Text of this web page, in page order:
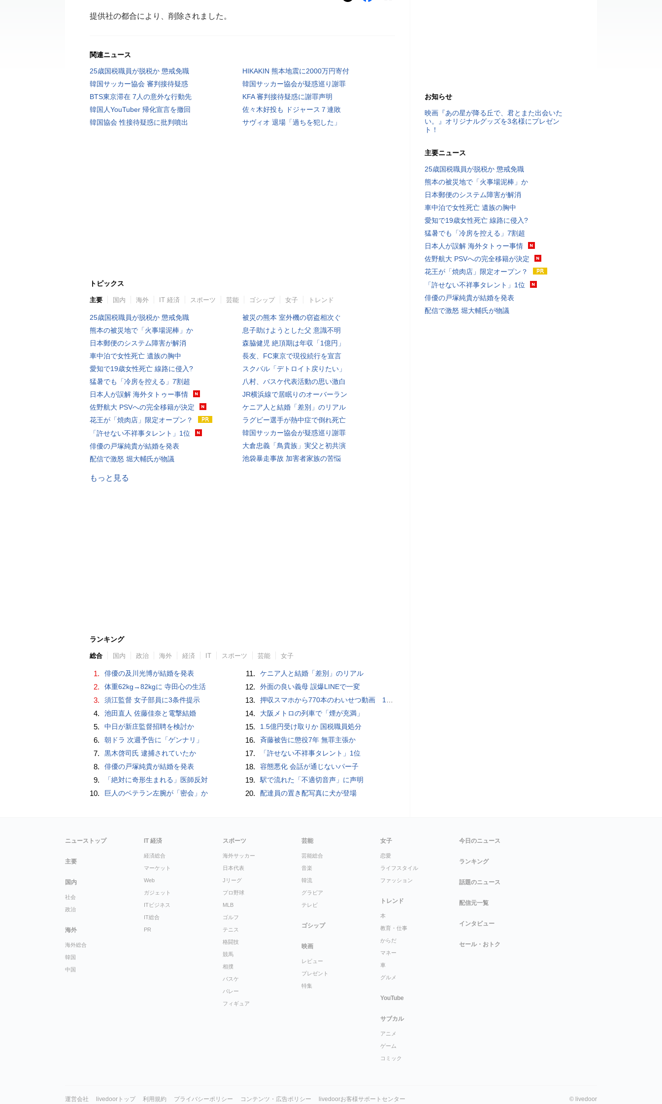
提供社の都合により、削除されました。
関連ニュース
25歳国税職員が脱税か 懲戒免職
HIKAKIN 熊本地震に2000万円寄付
韓国サッカー協会 審判接待疑惑
韓国サッカー協会が疑惑巡り謝罪
BTS東京滞在 7人の意外な行動先
KFA 審判接待疑惑に謝罪声明
韓国人YouTuber 帰化宣言を撤回
佐々木好投も ドジャース７連敗
韓国協会 性接待疑惑に批判噴出
サヴィオ 退場「過ちを犯した」
トピックス
主要 国内 海外 IT 経済 スポーツ 芸能 ゴシップ 女子 トレンド
25歳国税職員が脱税か 懲戒免職
熊本の被災地で「火事場泥棒」か
日本郵便のシステム障害が解消
車中泊で女性死亡 遺族の胸中
愛知で19歳女性死亡 線路に侵入?
猛暑でも「冷房を控える」7割超
日本人が誤解 海外タトゥー事情
佐野航大 PSVへの完全移籍が決定
花王が「焼肉店」限定オープン？
「許せない不祥事タレント」1位
俳優の戸塚純貴が結婚を発表
配信で激怒 堀大輔氏が物議
被災の熊本 室外機の窃盗相次ぐ
息子助けようとした父 意識不明
森脇健児 絶頂期は年収「1億円」
長友、FC東京で現役続行を宣言
スクバル「デトロイト戻りたい」
八村、バスケ代表活動の思い激白
JR横浜線で居眠りのオーバーラン
ケニア人と結婚「差別」のリアル
ラグビー選手が熱中症で倒れ死亡
韓国サッカー協会が疑惑巡り謝罪
大倉忠義「鳥貴族」実父と初共演
池袋暴走事故 加害者家族の苦悩
もっと見る
ランキング
総合 国内 政治 海外 経済 IT スポーツ 芸能 女子
1. 俳優の及川光博が結婚を発表
2. 体重62kg→82kgに 寺田心の生活
3. 須江監督 女子部員に3条件提示
4. 池田直人 佐藤佳奈と電撃結婚
5. 中日が新庄監督招聘を検討か
6. 朝ドラ 次週予告に「ゲンナリ」
7. 黒木啓司氏 逮捕されていたか
8. 俳優の戸塚純貴が結婚を発表
9. 「絶対に奇形生まれる」医師反対
10. 巨人のベテラン左腕が「密会」か
11. ケニア人と結婚「差別」のリアル
12. 外面の良い義母 誤爆LINEで一変
13. 押収スマホから770本のわいせつ動画 15歳少女に酒と薬飲ませ性的暴行か 54歳男を再逮捕 「薬もありますよ」とSNSで誘い出し
14. 大阪メトロの列車で「煙が充満」
15. 1.5億円受け取りか 国税職員処分
16. 斉藤被告に懲役7年 無罪主張か
17. 「許せない不祥事タレント」1位
18. 容態悪化 会話が通じないパー子
19. 駅で流れた「不適切音声」に声明
20. 配達員の置き配写真に犬が登場
お知らせ
映画『あの星が降る丘で、君とまた出会いた
い。』オリジナルグッズを3名様にプレゼン
ト！
主要ニュース
25歳国税職員が脱税か 懲戒免職
熊本の被災地で「火事場泥棒」か
日本郵便のシステム障害が解消
車中泊で女性死亡 遺族の胸中
愛知で19歳女性死亡 線路に侵入?
猛暑でも「冷房を控える」7割超
日本人が誤解 海外タトゥー事情
佐野航大 PSVへの完全移籍が決定
花王が「焼肉店」限定オープン？
「許せない不祥事タレント」1位
俳優の戸塚純貴が結婚を発表
配信で激怒 堀大輔氏が物議
ニューストップ
主要
国内
社会
政治
海外
海外総合
韓国
中国
IT 経済
経済総合
マーケット
Web
ガジェット
ITビジネス
IT総合
PR
スポーツ
海外サッカー
日本代表
Jリーグ
プロ野球
MLB
ゴルフ
テニス
格闘技
競馬
相撲
バスケ
バレー
フィギュア
芸能
芸能総合
音楽
韓流
グラビア
テレビ
ゴシップ
映画
レビュー
プレゼント
特集
女子
恋愛
ライフスタイル
ファッション
トレンド
本
教育・仕事
からだ
マネー
車
グルメ
YouTube
サブカル
アニメ
ゲーム
コミック
今日のニュース
ランキング
話題のニュース
配信元一覧
インタビュー
セール・おトク
運営会社 livedoorトップ 利用規約 プライバシーポリシー コンテンツ・広告ポリシー livedoorお客様サポートセンター © livedoor